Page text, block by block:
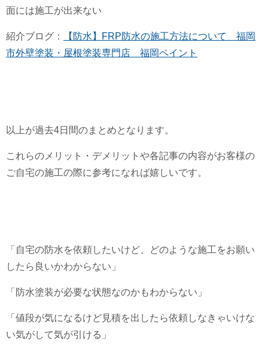
面には施工が出来ない
紹介ブログ：
【防水】FRP防水の施工方法について 福岡
市外壁塗装・屋根塗装専門店 福岡ペイント
以上が過去4日間のまとめとなります。
これらのメリット・デメリットや各記事の内容がお客様の
ご自宅の施工の際に参考になれば嬉しいです。
「自宅の防水を依頼したいけど、どのような施工をお願い
したら良いかわからない」
「防水塗装が必要な状態なのかもわからない」
「値段が気になるけど見積を出したら依頼しなきゃいけな
い気がして気が引ける」